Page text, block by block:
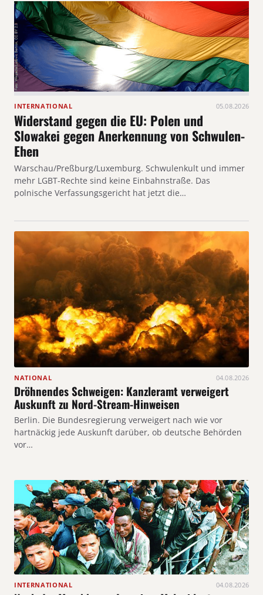
INTERNATIONAL 05.08.2026
Widerstand gegen die EU: Polen und
Slowakei gegen Anerkennung von Schwulen-
Ehen
Warschau/Preßburg/Luxemburg. Schwulenkult und immer
mehr LGBT-Rechte sind keine Einbahnstraße. Das
polnische Verfassungsgericht hat jetzt die…
NATIONAL 04.08.2026
Dröhnendes Schweigen: Kanzleramt verweigert
Auskunft zu Nord-Stream-Hinweisen
Berlin. Die Bundesregierung verweigert nach wie vor
hartnäckig jede Auskunft darüber, ob deutsche Behörden
vor…
INTERNATIONAL 04.08.2026